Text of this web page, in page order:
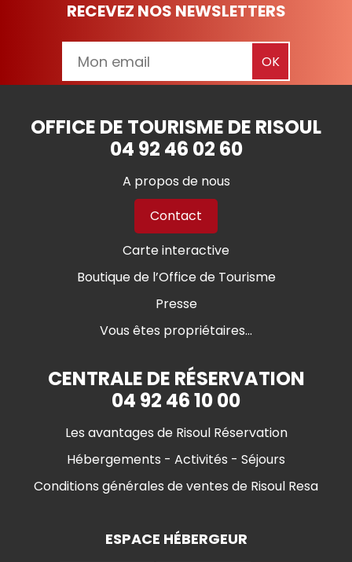
RECEVEZ NOS NEWSLETTERS
OFFICE DE TOURISME DE RISOUL
04 92 46 02 60
A propos de nous
Contact
Carte interactive
Boutique de l’Office de Tourisme
Presse
Vous êtes propriétaires...
CENTRALE DE RÉSERVATION
04 92 46 10 00
Les avantages de Risoul Réservation
Hébergements - Activités - Séjours
Conditions générales de ventes de Risoul Resa
ESPACE HÉBERGEUR